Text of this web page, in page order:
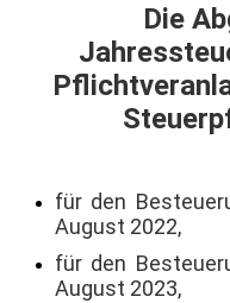
Die
für den
August 2022,
für den
August 2023,